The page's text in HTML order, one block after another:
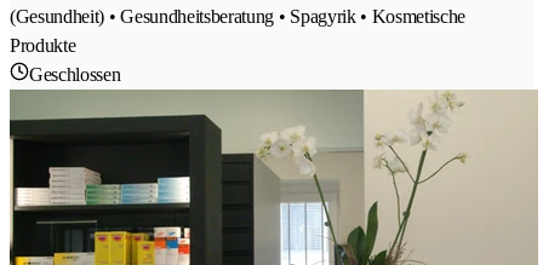
(Gesundheit) • Gesundheitsberatung • Spagyrik • Kosmetische
Produkte
Geschlossen